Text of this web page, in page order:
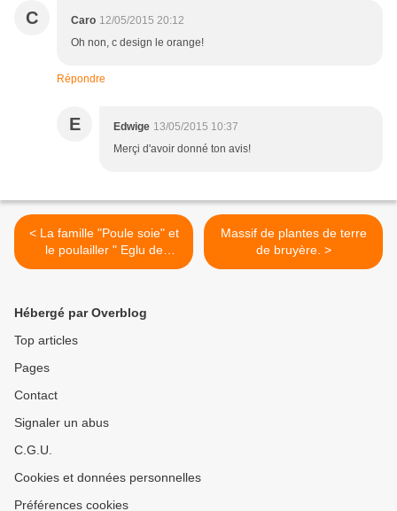
C Caro 12/05/2015 20:12
Oh non, c design le orange!
Répondre
E Edwige 13/05/2015 10:37
Merçi d'avoir donné ton avis!
< La famille "Poule soie" et
le poulailler " Eglu de
Omlet"
Massif de plantes de terre
de bruyère. >
Hébergé par Overblog
Top articles
Pages
Contact
Signaler un abus
C.G.U.
Cookies et données personnelles
Préférences cookies